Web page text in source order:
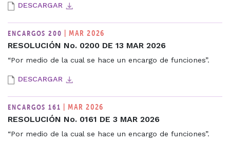
DESCARGAR
ENCARGOS 200 | MAR 2026
RESOLUCIÓN No. 0200 DE 13 MAR 2026
“Por medio de la cual se hace un encargo de funciones”.
DESCARGAR
ENCARGOS 161 | MAR 2026
RESOLUCIÓN No. 0161 DE 3 MAR 2026
“Por medio de la cual se hace un encargo de funciones”.